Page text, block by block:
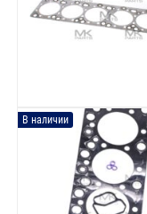
В наличии